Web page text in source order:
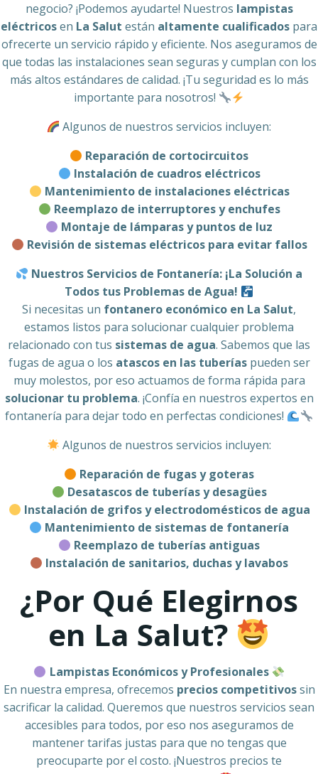
negocio? ¡Podemos ayudarte! Nuestros lampistas
eléctricosen La Salut están altamente cualificados para
ofrecerte un servicio rápido y eficiente. Nos aseguramos de
que todas las instalaciones sean seguras y cumplan con los
más altos estándares de calidad. ¡Tu seguridad es lo más
importante para nosotros!
Algunos de nuestros servicios incluyen:
Reparación de cortocircuitos
Instalación de cuadros eléctricos
Mantenimiento de instalaciones eléctricas
Reemplazo de interruptores y enchufes
Montaje de lámparas y puntos de luz
Revisión de sistemas eléctricos para evitar fallos
Nuestros Servicios de Fontanería: ¡La Solución a
Todos tus Problemas de Agua!
Si necesitas un fontanero económico en La Salut,
estamos listos para solucionar cualquier problema
relacionado con tus sistemas de agua. Sabemos que las
fugas de agua o los atascos en las tuberíaspueden ser
muy molestos, por eso actuamos de forma rápida para
solucionar tu problema. ¡Confía en nuestros expertos en
fontanería para dejar todo en perfectas condiciones!
Algunos de nuestros servicios incluyen:
Reparación de fugas y goteras
Desatascos de tuberías y desagües
Instalación de grifos y electrodomésticos de agua
Mantenimiento de sistemas de fontanería
Reemplazo de tuberías antiguas
Instalación de sanitarios, duchas y lavabos
¿Por Qué Elegirnos
en La Salut?
Lampistas Económicos y Profesionales
En nuestra empresa, ofrecemos precios competitivossin
sacrificar la calidad. Queremos que nuestros servicios sean
accesibles para todos, por eso nos aseguramos de
mantener tarifas justas para que no tengas que
preocuparte por el costo. ¡Nuestros precios te